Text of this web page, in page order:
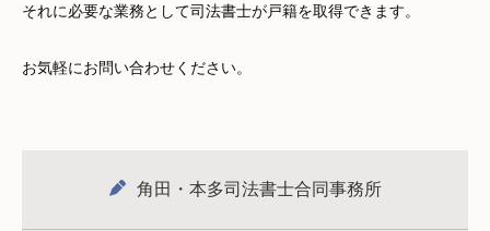
それに必要な業務として司法書士が戸籍を取得できます。
お気軽にお問い合わせください。
角田・本多司法書士合同事務所